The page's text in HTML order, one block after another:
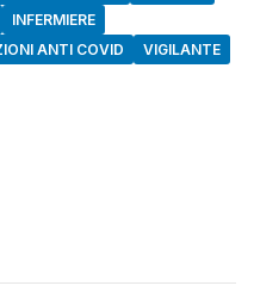
INFERMIERE
ANTI COVID
VIGILANTE